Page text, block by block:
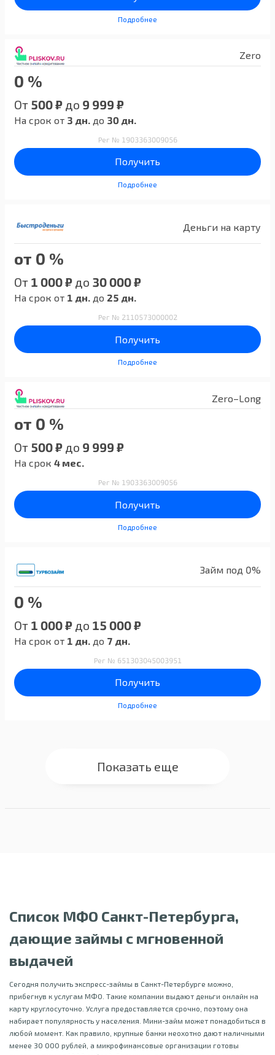
Подробнее
Zero
0 %
От 500 ₽ до 9 999 ₽
На срок от 3 дн. до 30 дн.
Рег № 1903363009056
Получить
Подробнее
Деньги на карту
от 0 %
От 1 000 ₽ до 30 000 ₽
На срок от 1 дн. до 25 дн.
Рег № 2110573000002
Получить
Подробнее
Zero–Long
от 0 %
От 500 ₽ до 9 999 ₽
На срок 4 мес.
Рег № 1903363009056
Получить
Подробнее
Займ под 0%
0 %
От 1 000 ₽ до 15 000 ₽
На срок от 1 дн. до 7 дн.
Рег № 651303045003951
Получить
Подробнее
Показать еще
Список МФО Санкт-Петербурга,
дающие займы с мгновенной
выдачей
Сегодня получить экспресс-займы в Санкт-Петербурге можно,
прибегнув к услугам МФО. Такие компании выдают деньги онлайн на
карту круглосуточно. Услуга предоставляется срочно, поэтому она
набирает популярность у населения. Мини-займ может понадобиться в
любой момент. Как правило, крупные банки неохотно дают наличными
менее 30 000 рублей, а микрофинансовые организации готовы